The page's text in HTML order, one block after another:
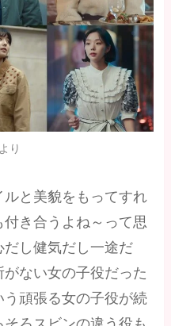
り
と美貌をもってすれ
き合うよね～って思
し健気だし一途だ
ない女の子役だった
頑張る女の子役が続